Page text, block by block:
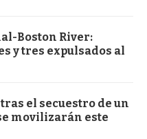
Boston River:
y tres expulsados al
el secuestro de un
movilizarán este